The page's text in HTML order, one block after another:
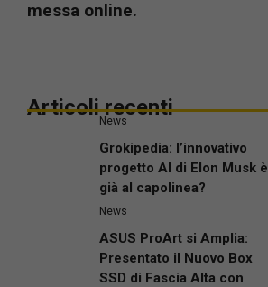
messa online.
Articoli recenti
News
Grokipedia: l’innovativo
progetto AI di Elon Musk è
già al capolinea?
News
ASUS ProArt si Amplia:
Presentato il Nuovo Box
SSD di Fascia Alta con